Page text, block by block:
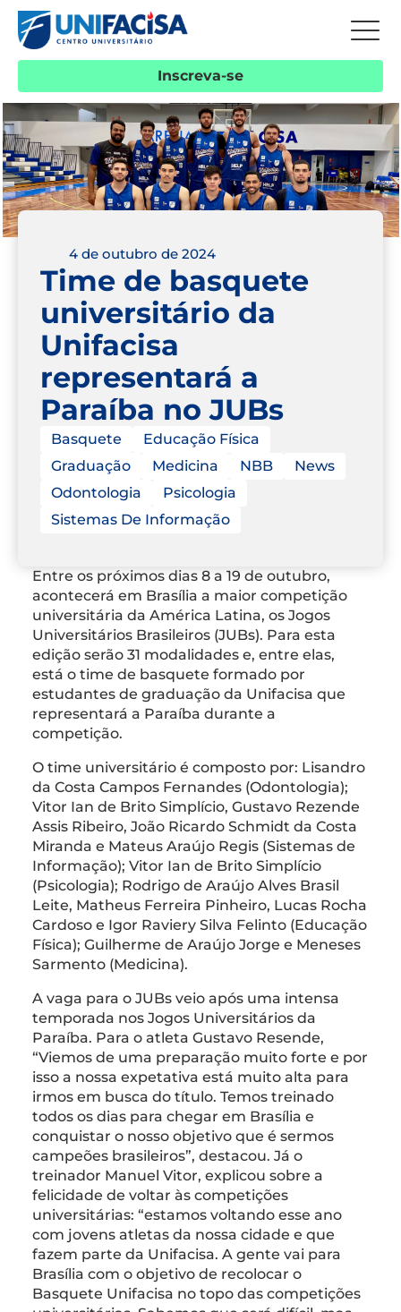
Inscreva-se
4 de outubro de 2024
Time de basquete
universitário da
Unifacisa
representará a
Paraíba no JUBs
Basquete
Educação Física
Graduação
Medicina NBB
News
Odontologia
Psicologia
Sistemas De Informação
Entre os próximos dias 8 a 19 de outubro,
acontecerá em Brasília a maior competição
universitária da América Latina, os Jogos
Universitários Brasileiros (JUBs). Para esta
edição serão 31 modalidades e, entre elas,
está o time de basquete formado por
estudantes de graduação da Unifacisa que
representará a Paraíba durante a
competição.
O time universitário é composto por: Lisandro
da Costa Campos Fernandes (Odontologia);
Vitor Ian de Brito Simplício, Gustavo Rezende
Assis Ribeiro, João Ricardo Schmidt da Costa
Miranda e Mateus Araújo Regis (Sistemas de
Informação); Vitor Ian de Brito Simplício
(Psicologia); Rodrigo de Araújo Alves Brasil
Leite, Matheus Ferreira Pinheiro, Lucas Rocha
Cardoso e Igor Raviery Silva Felinto (Educação
Física); Guilherme de Araújo Jorge e Meneses
Sarmento (Medicina).
A vaga para o JUBs veio após uma intensa
temporada nos Jogos Universitários da
Paraíba. Para o atleta Gustavo Resende,
“Viemos de uma preparação muito forte e por
isso a nossa expetativa está muito alta para
irmos em busca do título. Temos treinado
todos os dias para chegar em Brasília e
conquistar o nosso objetivo que é sermos
campeões brasileiros”, destacou. Já o
treinador Manuel Vitor, explicou sobre a
felicidade de voltar às competições
universitárias: “estamos voltando esse ano
com jovens atletas da nossa cidade e que
fazem parte da Unifacisa. A gente vai para
Brasília com o objetivo de recolocar o
Basquete Unifacisa no topo das competições